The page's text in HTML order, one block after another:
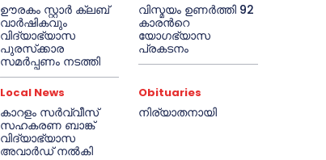
ഊരകം സ്റ്റാർ ക്ലബ്
വാർഷികവും
വിദ്യാഭ്യാസ
പുരസ്‌ക്കാര
സമർപ്പണം നടത്തി
വിസ്മയം ഉണർത്തി 92
കാരൻറെ
യോഗഭ്യാസ
പ്രകടനം
Local News
കാറളം സർവ്വീസ്
സഹകരണ ബാങ്ക്
വിദ്യാഭ്യാസ
അവാർഡ് നൽകി
Obituaries
നിര്യാതനായി